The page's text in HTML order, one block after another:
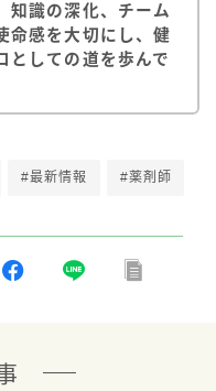
知識の深化、チーム
命感を大切にし、健
としての道を歩んで
#最新情報 #薬剤師